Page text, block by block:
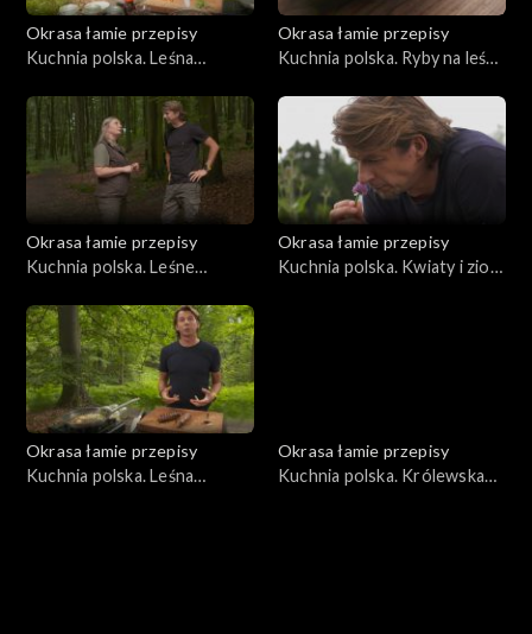
Okrasa łamie przepisy
Kuchnia polska. Leśna
Okrasa łamie przepisy
Kuchnia polska. Ryby na leśny
Okrasa łamie przepisy
Kuchnia polska. Leśne
Okrasa łamie przepisy
Kuchnia polska. Kwiaty i zioła
Okrasa łamie przepisy
Kuchnia polska. Leśna
Okrasa łamie przepisy
Kuchnia polska. Królewska